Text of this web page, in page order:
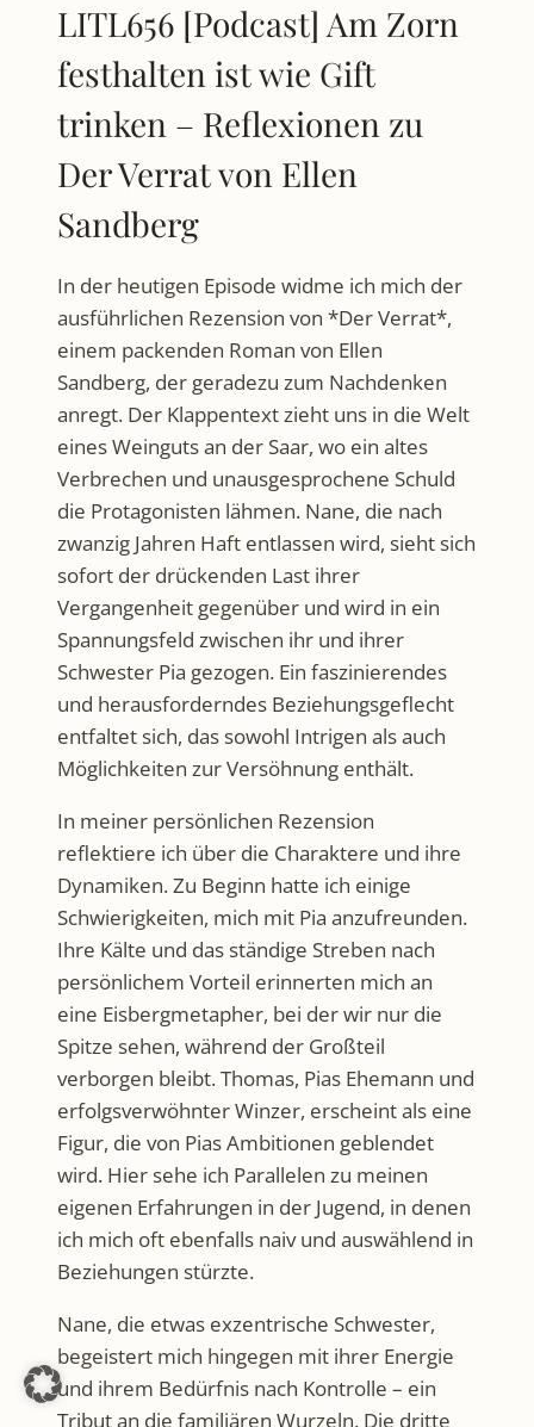
LITL656 [Podcast] Am Zorn
festhalten ist wie Gift
trinken – Reflexionen zu
Der Verrat von Ellen
Sandberg
In der heutigen Episode widme ich mich der
ausführlichen Rezension von *Der Verrat*,
einem packenden Roman von Ellen
Sandberg, der geradezu zum Nachdenken
anregt. Der Klappentext zieht uns in die Welt
eines Weinguts an der Saar, wo ein altes
Verbrechen und unausgesprochene Schuld
die Protagonisten lähmen. Nane, die nach
zwanzig Jahren Haft entlassen wird, sieht sich
sofort der drückenden Last ihrer
Vergangenheit gegenüber und wird in ein
Spannungsfeld zwischen ihr und ihrer
Schwester Pia gezogen. Ein faszinierendes
und herausforderndes Beziehungsgeflecht
entfaltet sich, das sowohl Intrigen als auch
Möglichkeiten zur Versöhnung enthält.
In meiner persönlichen Rezension
reflektiere ich über die Charaktere und ihre
Dynamiken. Zu Beginn hatte ich einige
Schwierigkeiten, mich mit Pia anzufreunden.
Ihre Kälte und das ständige Streben nach
persönlichem Vorteil erinnerten mich an
eine Eisbergmetapher, bei der wir nur die
Spitze sehen, während der Großteil
verborgen bleibt. Thomas, Pias Ehemann und
erfolgsverwöhnter Winzer, erscheint als eine
Figur, die von Pias Ambitionen geblendet
wird. Hier sehe ich Parallelen zu meinen
eigenen Erfahrungen in der Jugend, in denen
ich mich oft ebenfalls naiv und auswählend in
Beziehungen stürzte.
Nane, die etwas exzentrische Schwester,
begeistert mich hingegen mit ihrer Energie
und ihrem Bedürfnis nach Kontrolle – ein
Tribut an die familiären Wurzeln. Die dritte